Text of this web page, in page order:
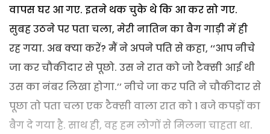
वापस घर आ गए. इतने थक चुके थे कि आ कर सो गए.
सुबह उठने पर पता चला, मेरी नातिन का बैग गाड़ी में ही
रह गया. अब क्या करें? मैं ने अपने पति से कहा, ‘‘आप नीचे
जा कर चौकीदार से पूछो. उस ने रात को जो टैक्सी आई थी
उस का नंबर लिखा होगा.’’ नीचे जा कर पति ने चौकीदार से
पूछा तो पता चला एक टैक्सी वाला रात को 1 बजे कपड़ों का
बैग दे गया है. साथ ही, वह हम लोगों से मिलना चाहता था.